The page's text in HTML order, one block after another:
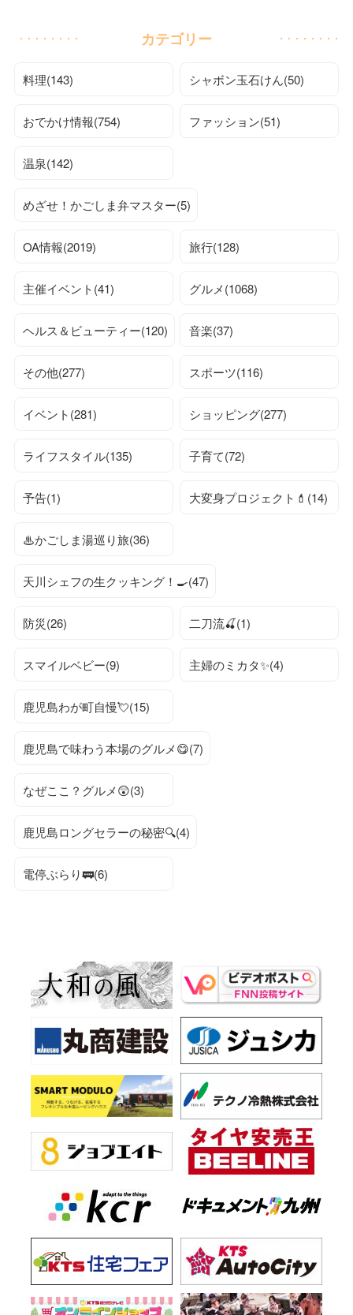
カテゴリー
料理(143) シャボン玉石けん(50)
おでかけ情報(754) ファッション(51)
温泉(142)
めざせ！かごしま弁マスター(5)
OA情報(2019) 旅行(128)
主催イベント(41) グルメ(1068)
ヘルス＆ビューティー(120) 音楽(37)
その他(277) スポーツ(116)
イベント(281) ショッピング(277)
ライフスタイル(135) 子育て(72)
予告(1) 大変身プロジェクト💄(14)
♨かごしま湯巡り旅(36)
天川シェフの生クッキング！🍳(47)
防災(26) 二刀流🍒(1)
スマイルベビー(9) 主婦のミカタ✨(4)
鹿児島わが町自慢💘(15)
鹿児島で味わう本場のグルメ😋(7)
なぜここ？グルメ😲(3)
鹿児島ロングセラーの秘密🔍(4)
電停ぶらり🚃(6)